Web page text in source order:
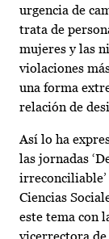
urgencia de
trata de
mujeres y las
violaciones
una forma
relación de
Así lo ha
las jornadas
irreconciliable’
Ciencias
este tema con